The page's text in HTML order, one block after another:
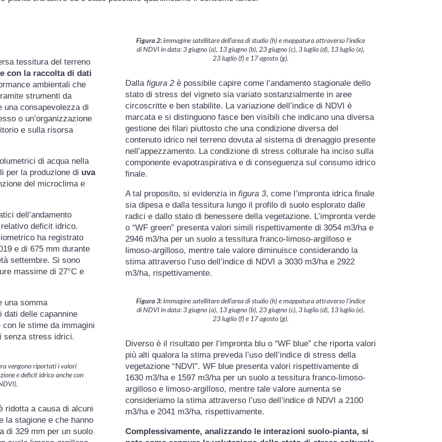
tessitura del terreno
con la raccolta di dati
ambientali che
strumenti da
una consapevolezza di
o un’organizzazione
e sulla risorsa
di acqua nella
per la produzione di uva
del microclima e
dell’andamento
deficit idrico.
ha registrato
e di 675 mm durante
settembre. Si sono
massime di 27°C e
una somma
dati delle capannine
con le stime da immagini
senza stress idrici.
vengono riportati i valori
e deficit idrico anche con
ridotta a causa di alcuni
la stagione e che hanno
di 329 mm per un suolo
Figura 2: immagine satellitare dell’area di studio (h) e mappatura attraverso l’indice
di NDVI in data: 3 giugno (a), 13 giugno (b), 23 giugno (c), 3 luglio (d), 13 luglio (e),
23 luglio (f) e 17 agosto (g).
Dalla figura 2è possibile capire come l’andamento stagionale dello
stato di stress del vigneto sia variato sostanzialmente in aree
circoscritte e ben stabilite. La variazione dell’indice di NDVI è
marcata e si distinguono fasce ben visibili che indicano una diversa
gestione dei filari piuttosto che una condizione diversa del
contenuto idrico nel terreno dovuta al sistema di drenaggio presente
nell’appezzamento. La condizione di stress colturale ha inciso sulla
componente evapotraspirativa e di conseguenza sul consumo idrico
finale.
A tal proposito, si evidenzia in figura 3, come l’impronta idrica finale
sia dipesa e dalla tessitura lungo il profilo di suolo esplorato dalle
radici e dallo stato di benessere della vegetazione. L’impronta verde
o “WF green” presenta valori simili rispettivamente di 3054 m3/ha e
2946 m3/ha per un suolo a tessitura franco-limoso-argilloso e
limoso-argilloso, mentre tale valore diminuisce considerando la
stima attraverso l’uso dell’indice di NDVI a 3030 m3/ha e 2922
m3/ha, rispettivamente.
Figura 3: immagine satellitare dell’area di studio (h) e mappatura attraverso l’indice
di NDVI in data: 3 giugno (a), 13 giugno (b), 23 giugno (c), 3 luglio (d), 13 luglio (e),
23 luglio (f) e 17 agosto (g).
Diverso è il risultato per l’impronta blu o “WF blue” che riporta valori
più alti qualora la stima preveda l’uso dell’indice di stress della
vegetazione “NDVI”. WF blue presenta valori rispettivamente di
1630 m3/ha e 1597 m3/ha per un suolo a tessitura franco-limoso-
argilloso e limoso-argilloso, mentre tale valore aumenta se
consideriamo la stima attraverso l’uso dell’indice di NDVI a 2100
m3/ha e 2041 m3/ha, rispettivamente.
Complessivamente, analizzando le interazioni suolo-pianta, si